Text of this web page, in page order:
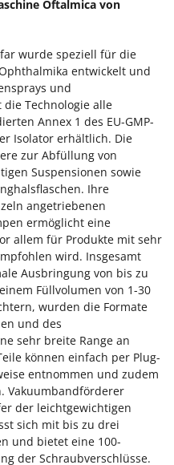
Oftalmica von
wurde speziell für die
entwickelt und
und
Technologie alle
Annex 1 des EU-GMP-
Isolator erhältlich. Die
zur Abfüllung von
Suspensionen sowie
Ihre
angetriebenen
ermöglicht eine
allem für Produkte mit sehr
wird. Insgesamt
Ausbringung von bis zu
Füllvolumen von 1-30
wurden die Formate
und des
sehr breite Range an
können einfach per Plug-
entnommen und zudem
Vakuumbandförderer
der leichtgewichtigen
sich mit bis zu drei
und bietet eine 100-
der Schraubverschlüsse.